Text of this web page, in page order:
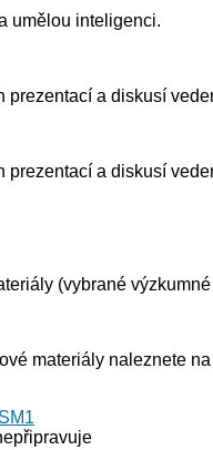
umělou inteligenci.
prezentací a diskusí
prezentací a diskusí
(vybrané
materiály naleznete na